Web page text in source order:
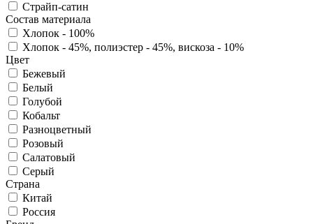
Страйп-сатин
Состав материала
Хлопок - 100%
Хлопок - 45%, полиэстер - 45%, вискоза - 10%
Цвет
Бежевый
Белый
Голубой
Кобальт
Разноцветный
Розовый
Салатовый
Серый
Страна
Китай
Россия